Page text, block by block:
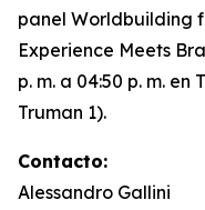
panel Worldbuilding
Experience Meets
p. m. a 04:50 p. m.
Truman 1).
Contacto:
Alessandro Gallini